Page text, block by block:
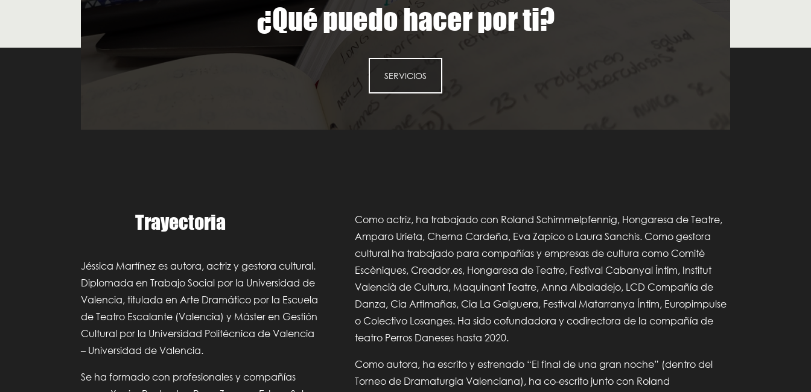
¿Qué puedo hacer por ti?
SERVICIOS
Trayectoria
Jéssica Martínez es autora, actriz y gestora cultural.
Diplomada en Trabajo Social por la Universidad de
Valencia, titulada en Arte Dramático por la Escuela
de Teatro Escalante (Valencia) y Máster en Gestión
Cultural por la Universidad Politécnica de Valencia
– Universidad de Valencia.
Se ha formado con profesionales y compañías
Como actriz, ha trabajado con Roland Schimmelpfennig, Hongaresa de Teatre,
Amparo Urieta, Chema Cardeña, Eva Zapico o Laura Sanchis. Como gestora
cultural ha trabajado para compañías y empresas de cultura como Comitè
Escèniques, Creador.es, Hongaresa de Teatre, Festival Cabanyal Íntim, Institut
Valencià de Cultura, Maquinant Teatre, Anna Albaladejo, LCD Compañía de
Danza, Cia Artimañas, Cia La Galguera, Festival Matarranya Íntim, Europimpulse
o Colectivo Losanges. Ha sido cofundadora y codirectora de la compañía de
teatro Perros Daneses hasta 2020.
Como autora, ha escrito y estrenado “El final de una gran noche” (dentro del
Torneo de Dramaturgia Valenciana), ha co-escrito junto con Roland